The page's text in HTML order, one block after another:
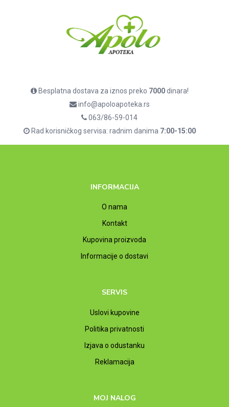
Besplatna dostava za iznos preko 7000dinara!
info@apoloapoteka.rs
063/86-59-014
Rad korisničkog servisa: radnim danima 7:00-15:00
INFORMACIJA
O nama
Kontakt
Kupovina proizvoda
Informacije o dostavi
SERVIS
Uslovi kupovine
Politika privatnosti
Izjava o odustanku
Reklamacija
MOJ NALOG